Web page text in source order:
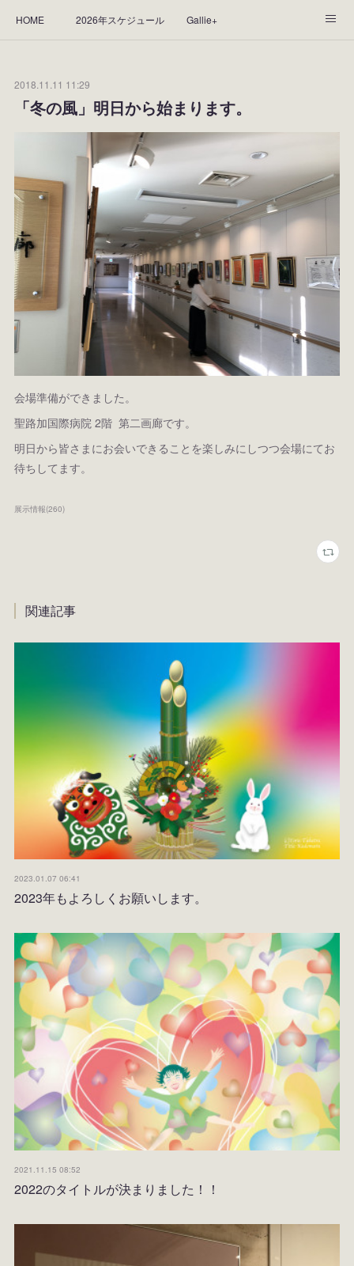
HOME 2026年スケジュール Gallie+
“Kasane Style Art”って？ Yorie's Tapestry Yorie's Goods
ショップ 作品のレンタルについて 2025年足跡
2024年 の足跡 2023*足跡 2022年の足あと
2021あしあと 2020年あしあと 2019年足あと
2018年あしあと
2018.11.11 11:29
「冬の風」明日から始まります。
会場準備ができました。
聖路加国際病院 2階 第二画廊です。
明日から皆さまにお会いできることを楽しみにしつつ会場にてお
待ちしてます。
展示情報(260)
関連記事
2023.01.07 06:41
2023年もよろしくお願いします。
2021.11.15 08:52
2022のタイトルが決まりました！！